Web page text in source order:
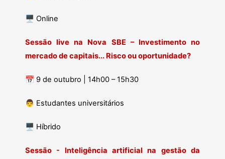
🖥 Online
Sessão live na Nova SBE – Investimento no
mercado de capitais... Risco ou oportunidade?
📅 9 de outubro | 14h00 – 15h30
👨 Estudantes universitários
🖥️ Híbrido
Sessão - Inteligência artificial na gestão da